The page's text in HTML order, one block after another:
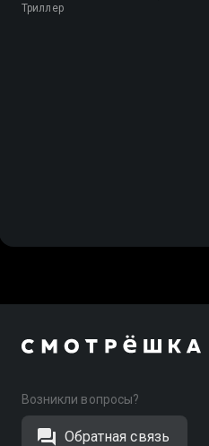
Триллер
Возникли вопросы?
Обратная связь